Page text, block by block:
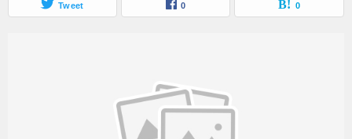
Tweet 0 0